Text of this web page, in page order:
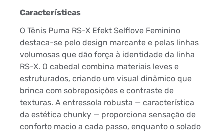
Características
O Tênis Puma RS-X Efekt Selflove Feminino
destaca-se pelo design marcante e pelas linhas
volumosas que dão força à identidade da linha
RS-X. O cabedal combina materiais leves e
estruturados, criando um visual dinâmico que
brinca com sobreposições e contraste de
texturas. A entressola robusta — característica
da estética chunky — proporciona sensação de
conforto macio a cada passo, enquanto o solado